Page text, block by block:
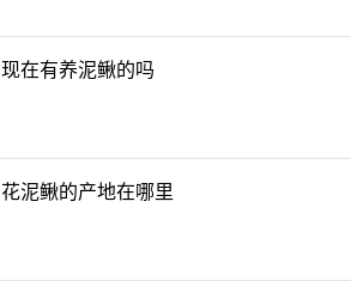
现在有养泥鳅的吗
花泥鳅的产地在哪里